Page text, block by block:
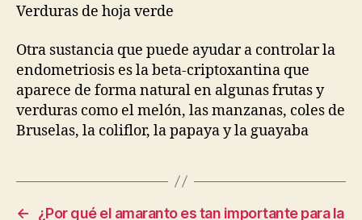
Verduras de hoja verde
Otra sustancia que puede ayudar a controlar la
endometriosis es la beta-criptoxantina que
aparece de forma natural en algunas frutas y
verduras como el melón, las manzanas, coles de
Bruselas, la coliflor, la papaya y la guayaba
←
¿Por qué el amaranto es tan importante para la